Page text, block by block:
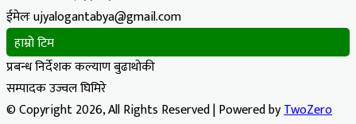
ईमेलः ujyalogantabya@gmail.com
हाम्रो टिम
प्रबन्ध निर्देशक कल्याण बुढाथोकी
सम्पादक उज्वल घिमिरे
© Copyright 2026, All Rights Reserved | Powered byTwoZero